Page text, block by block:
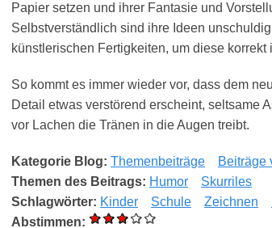
Papier setzen und ihrer Fantasie und
Selbstverständlich sind ihre Ideen
künstlerischen Fertigkeiten, um diese
So kommt es immer wieder vor, dass dem
Detail etwas verstörend erscheint, seltsame
vor Lachen die Tränen in die Augen treibt.
Kategorie Blog: Themenbeiträge
Beiträge
Themen des Beitrags: Humor
Skurriles
Schlagwörter: Kinder Schule Zeichnen
Abstimmen: